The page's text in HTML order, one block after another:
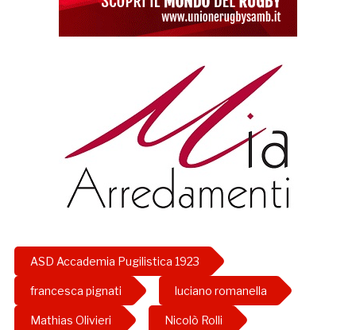
ASD Accademia Pugilistica 1923
francesca pignati luciano romanella
Mathias Olivieri Nicolò Rolli